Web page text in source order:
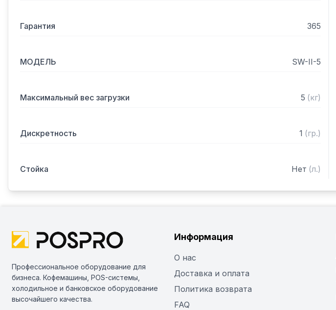
Гарантия 365
МОДЕЛЬ SW-II-5
Максимальный вес загрузки 5 (кг)
Дискретность 1 (гр.)
Стойка Нет (л.)
Профессиональное оборудование для
бизнеса. Кофемашины, POS-системы,
холодильное и банковское оборудование
высочайшего качества.
Информация
О нас
Доставка и оплата
Политика возврата
FAQ